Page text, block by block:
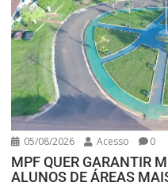
05/08/2026 Acesso 0
MPF QUER GARANTIR
ALUNOS DE ÁREAS